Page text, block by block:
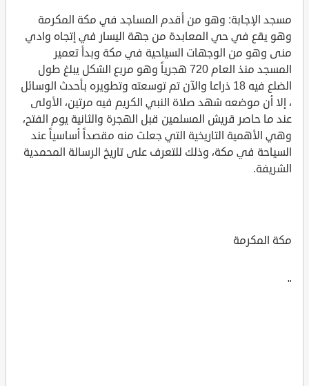
مسجد الإجابة: وهو من أقدم المساجد في مكة المكرمة
وهو يقع في حي المعابدة من جهة اليسار في إتجاه وادي
منى وهو من الوجهات السياحية في مكة وبدأ تعمير
المسجد منذ العام 720 هجرياً وهو مربع الشكل يبلغ طول
الضلع فيه 18 ذراعا والآن تم توسعته وتطويره بأحدث الوسائل
، إلا أن موضعه شهد صلاة النبي الكريم فيه مرتين، الأولى
عند ما حاصر قريش المسلمين قبل الهجرة والثانية يوم الفتح،
وهي الأهمية التاريخية التي جعلت منه مقصداً أساسياً عند
السياحة في مكة، وذلك للتعرف على تاريخ الرسالة المحمدية
الشريفة.
مكة المكرمة
"